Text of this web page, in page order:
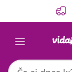
Predchádzajúce